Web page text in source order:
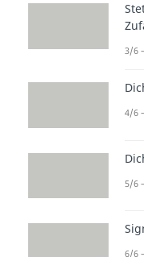
3/6
4/6
5/6
6/6